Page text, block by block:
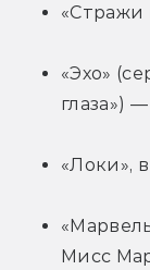
«Стражи
«Эхо»
глаза»)
«Локи»,
Мисс